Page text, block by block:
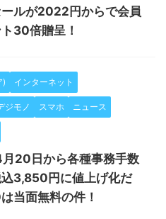
ルが2022円からで会員
30倍贈呈！
) インターネット
ジモノ スマホ ニュース
月20日から各種事務手数
3,850円に値上げ化だ
当面無料の件！